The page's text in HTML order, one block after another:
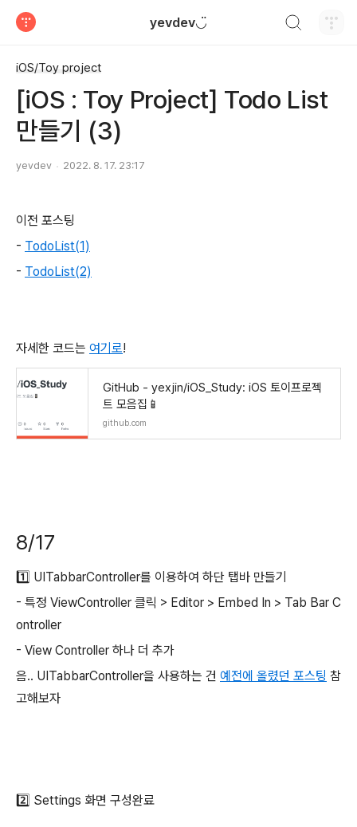
yevdev◡̈
iOS/Toy project
[iOS : Toy Project] Todo List
만들기 (3)
yevdev 2022. 8. 17. 23:17
이전 포스팅
- TodoList(1)
- TodoList(2)
자세한 코드는 여기로!
GitHub - yexjin/iOS_Study: iOS 토이프로젝
트 모음집📱
github.com
8/17
1️⃣ UITabbarController를 이용하여 하단 탭바 만들기
- 특정 ViewController 클릭 > Editor > Embed In > Tab Bar C
ontroller
- View Controller 하나 더 추가
음.. UITabbarController을 사용하는 건 예전에 올렸던 포스팅 참
고해보자
2️⃣ Settings 화면 구성완료